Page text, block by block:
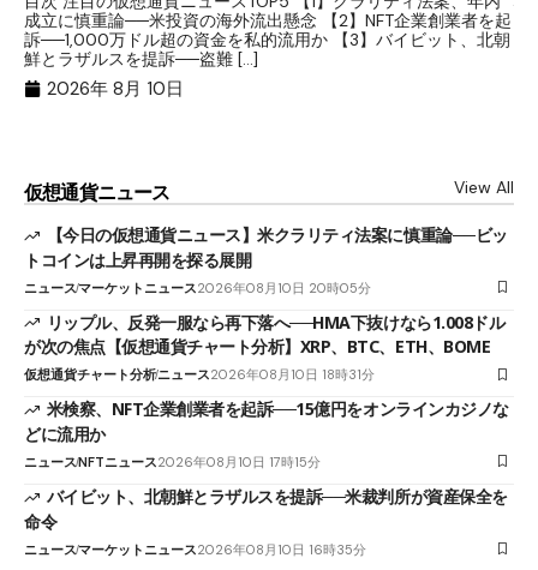
成立に慎重論──米投資の海外流出懸念 【2】NFT企業創業者を起
訴──1,000万ドル超の資金を私的流用か 【3】バイビット、北朝
鮮とラザルスを提訴──盗難 […]
2026年 8月 10日
仮想通貨ニュース View All
【今日の仮想通貨ニュース】米クラリティ法案に慎重論──ビッ
トコインは上昇再開を探る展開
ニュースマーケットニュース2026年08月10日 20時05分
リップル、反発一服なら再下落へ──HMA下抜けなら1.008ドル
が次の焦点【仮想通貨チャート分析】XRP、BTC、ETH、BOME
仮想通貨チャート分析ニュース2026年08月10日 18時31分
米検察、NFT企業創業者を起訴──15億円をオンラインカジノな
どに流用か
ニュースNFTニュース2026年08月10日 17時15分
バイビット、北朝鮮とラザルスを提訴──米裁判所が資産保全を
命令
ニュースマーケットニュース2026年08月10日 16時35分